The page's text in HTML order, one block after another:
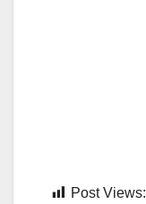
Post Views: